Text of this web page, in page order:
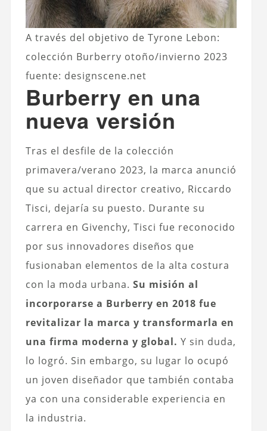
A través del objetivo de Tyrone Lebon:
colección Burberry otoño/invierno 2023
fuente: designscene.net
Burberry en una
nueva versión
Tras el desfile de la colección
primavera/verano 2023, la marca anunció
que su actual director creativo, Riccardo
Tisci, dejaría su puesto. Durante su
carrera en Givenchy, Tisci fue reconocido
por sus innovadores diseños que
fusionaban elementos de la alta costura
con la moda urbana. Su misión al
incorporarse a Burberry en 2018 fue
revitalizar la marca y transformarla en
una firma moderna y global. Y sin duda,
lo logró. Sin embargo, su lugar lo ocupó
un joven diseñador que también contaba
ya con una considerable experiencia en
la industria.